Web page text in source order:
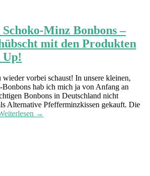
Minz Bonbons –
mit den Produkten
Up!
vorbei schaust! In unsere kleinen,
hab ich mich ja von Anfang an
Bonbons in Deutschland nicht
Alternative Pfefferminzkissen gekauft. Die
→